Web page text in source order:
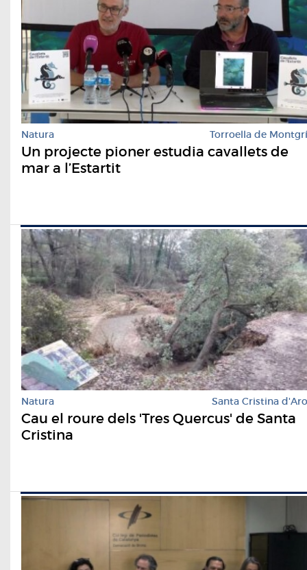
Natura Torroella de Montgrí
Un projecte pioner estudia cavallets de
mar a l’Estartit
Natura Santa Cristina d'Aro
Cau el roure dels 'Tres Quercus' de Santa
Cristina